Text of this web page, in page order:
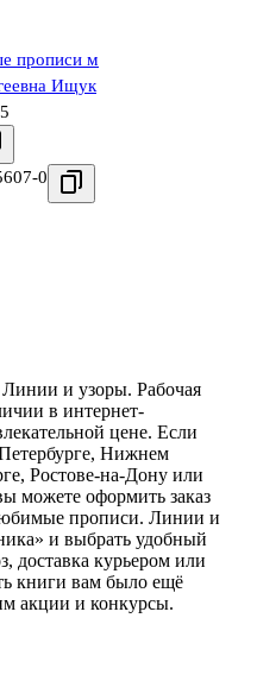
прописи м
Ищук
0
и узоры. Рабочая
в интернет-
цене. Если
Нижнем
Ростове-на-Дону или
можете оформить заказ
прописи. Линии и
и выбрать удобный
доставка курьером или
книги вам было ещё
акции и конкурсы.